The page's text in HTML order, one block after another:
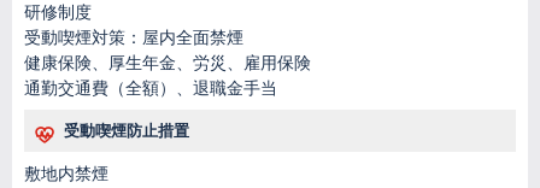
研修制度
受動喫煙対策：屋内全面禁煙
健康保険、厚生年金、労災、雇用保険
通勤交通費（全額）、退職金手当
受動喫煙防止措置
敷地内禁煙